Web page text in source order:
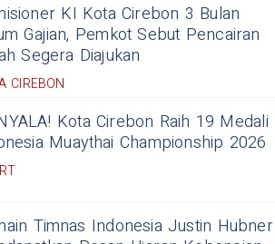
KI Kota Cirebon 3 Bulan
Gajian, Pemkot Sebut Pencairan
Segera Diajukan
CIREBON
Kota Cirebon Raih 19 Medali
Muaythai Championship 2026
Timnas Indonesia Justin Hubner